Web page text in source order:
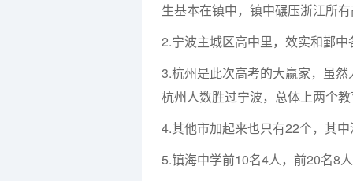
生基本在镇中，镇中碾压浙江所
2.宁波主城区高中里，效实和鄞
3.杭州是此次高考的大赢家，虽
杭州人数胜过宁波，总体上两个
4.其他市加起来也只有22个，其
5.镇海中学前10名4人，前20名8